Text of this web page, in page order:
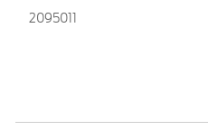
2095011